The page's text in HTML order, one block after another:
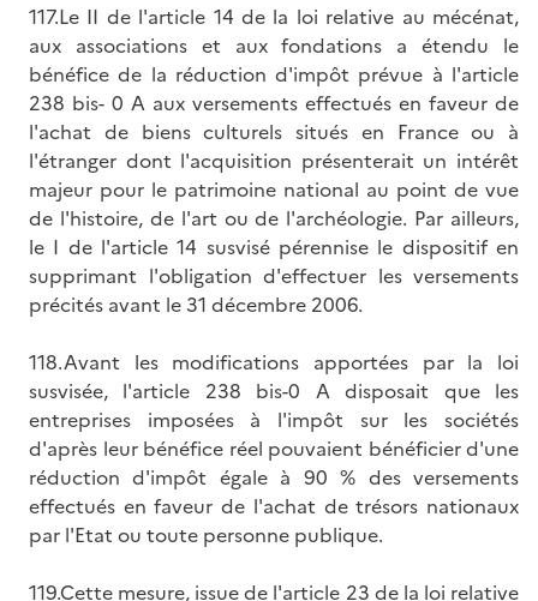
117.Le II de l'article 14 de la loi relative au mécénat,
aux associations et aux fondations a étendu le
bénéfice de la réduction d'impôt prévue à l'article
238 bis- 0 A aux versements effectués en faveur de
l'achat de biens culturels situés en France ou à
l'étranger dont l'acquisition présenterait un intérêt
majeur pour le patrimoine national au point de vue
de l'histoire, de l'art ou de l'archéologie. Par ailleurs,
le I de l'article 14 susvisé pérennise le dispositif en
supprimant l'obligation d'effectuer les versements
précités avant le 31 décembre 2006.
118.Avant les modifications apportées par la loi
susvisée, l'article 238 bis-0 A disposait que les
entreprises imposées à l'impôt sur les sociétés
d'après leur bénéfice réel pouvaient bénéficier d'une
réduction d'impôt égale à 90 % des versements
effectués en faveur de l'achat de trésors nationaux
par l'Etat ou toute personne publique.
119.Cette mesure, issue de l'article 23 de la loi relative